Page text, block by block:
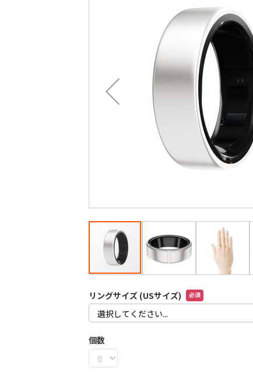
メ
ー
ャ
ラ
リングサイズ (USサイズ)
個数